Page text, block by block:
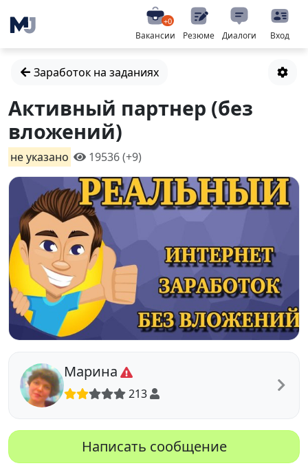
+0
Вакансии Резюме Диалоги Вход
Заработок на заданиях
Активный партнер (без
вложений)
не указано 19536 (+9)
Марина
213
Написать сообщение